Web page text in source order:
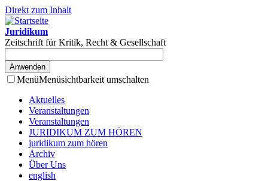
Direkt zum Inhalt
Juridikum
Zeitschrift für Kritik, Recht & Gesellschaft
MenüMenüsichtbarkeit umschalten
Aktuelles
Veranstaltungen
Veranstaltungen
JURIDIKUM ZUM HÖREN
juridikum zum hören
Archiv
Über Uns
english